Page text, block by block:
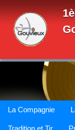
La Compagnie
Tradition et Tir